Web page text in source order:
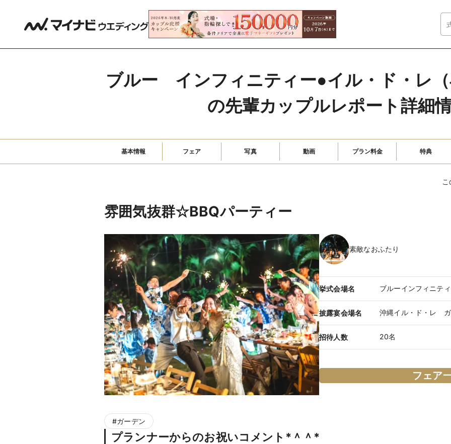
ブルー　インフィニティー●イル・ド・レ
の先輩カップルレポート詳細
基本情報 フェア 写真 動画 プラン料金 特典
雰囲気抜群☆BBQパーティー
素敵なおふたり
挙式会場名 ブルーインフィニテ
披露宴会場名 沖縄イル・ド・レ ガ
招待人数 20名
フェア
#ガーデン
プランナーからのお祝いコメント*＾＾*